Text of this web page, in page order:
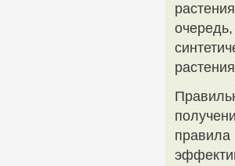
правила